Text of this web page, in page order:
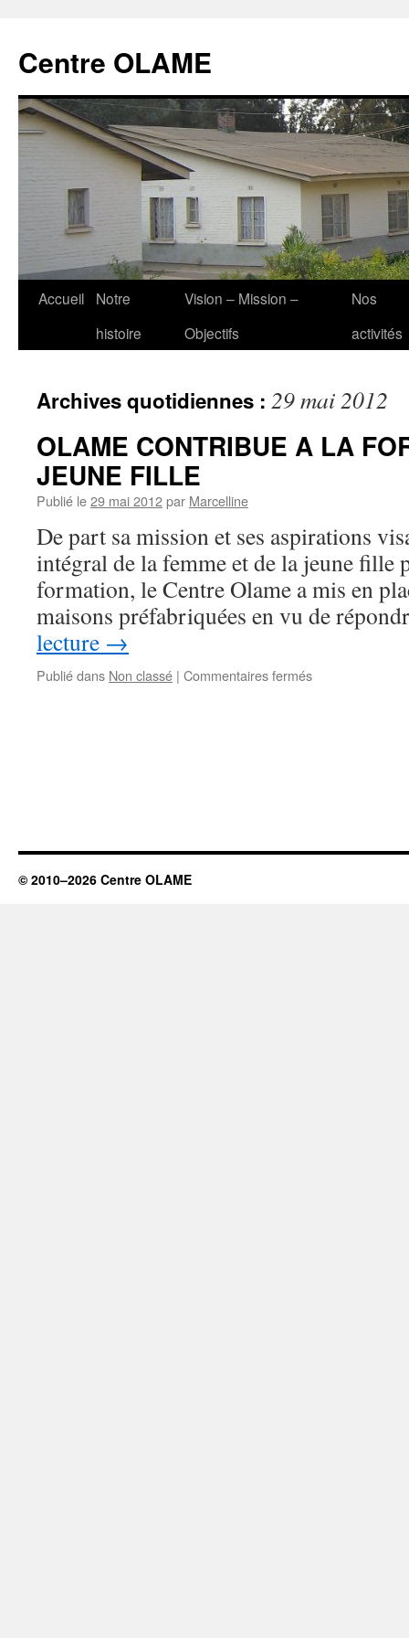
contenu
Centre OLAME
Accueil
Notre
histoire
Vision – Mission –
Objectifs
Nos
activités
Archives quotidiennes : 29 mai 2012
OLAME CONTRIBUE A LA
JEUNE FILLE
Publié le29 mai 2012par Marcelline
De part sa mission et ses aspirations
intégral de la femme et de la jeune fille
formation, le Centre Olame a mis en
maisons préfabriquées en vu de
lecture →
Publié dans Non classé | Commentaires ferméssur
© 2010–2026 Centre OLAME